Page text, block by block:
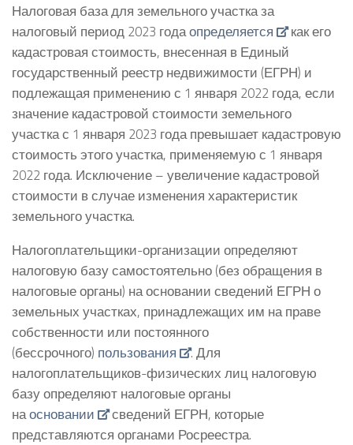
Налоговая база для земельного участка за
налоговый период 2023 годаопределяется
как его
кадастровая стоимость, внесенная в Единый
государственный реестр недвижимости (ЕГРН) и
подлежащая применению с 1 января 2022 года, если
значение кадастровой стоимости земельного
участка с 1 января 2023 года превышает кадастровую
стоимость этого участка, применяемую с 1 января
2022 года. Исключение – увеличение кадастровой
стоимости в случае изменения характеристик
земельного участка.
Налогоплательщики-организации определяют
налоговую базу самостоятельно (без обращения в
налоговые органы) на основании сведений ЕГРН о
земельных участках, принадлежащих им на праве
собственности или постоянного
(бессрочного) пользования
. Для
налогоплательщиков-физических лиц налоговую
базу определяют налоговые органы
наосновании
сведений ЕГРН, которые
представляются органами Росреестра.